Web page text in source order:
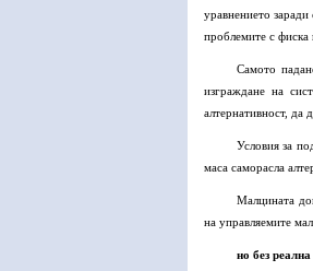
уравнението
проблемите с фиска
Самото
изграждане на
алтернативност, да
Условия за
маса саморасла
Малцината
на управляемите
но без